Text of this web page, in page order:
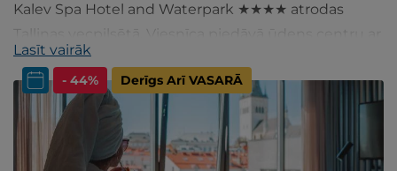
Kalev Spa Hotel and Waterpark ★★★★ atrodas
Tallinas vecpilsētā. Viesnīca piedāvā ūdens centru ar
50 metru garu iekštelpu baseinu, SPA un
skaistumkopšanas centru, kā arī veselības centru.
Lasīt vairāk
- 44% Derīgs Arī VASARĀ